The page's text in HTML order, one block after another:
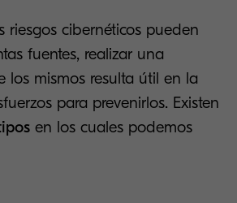
riesgos cibernéticos pueden
fuentes, realizar una
los mismos resulta útil en la
para prevenirlos. Existen
en los cuales podemos